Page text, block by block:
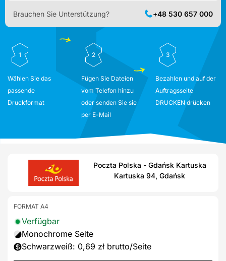
Brauchen Sie Unterstützung? +48 530 657 000
1
Wählen Sie das
passende
Druckformat
2
Fügen Sie Dateien
vom Telefon hinzu
oder senden Sie sie
per E-Mail
3
Bezahlen und auf der
Auftragsseite
DRUCKEN drücken
Poczta Polska - Gdańsk Kartuska
Kartuska 94, Gdańsk
FORMAT A4
Verfügbar
Monochrome Seite
Schwarzweiß: 0,69 zł brutto/Seite